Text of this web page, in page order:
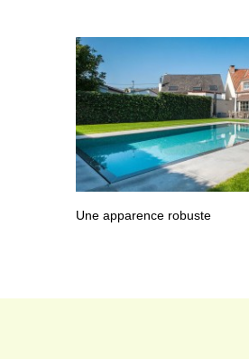
Une apparence robuste